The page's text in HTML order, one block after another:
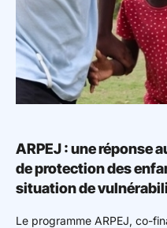
ARPEJ : une réponse
de protection des
situation de
Le programme ARPEJ, co-